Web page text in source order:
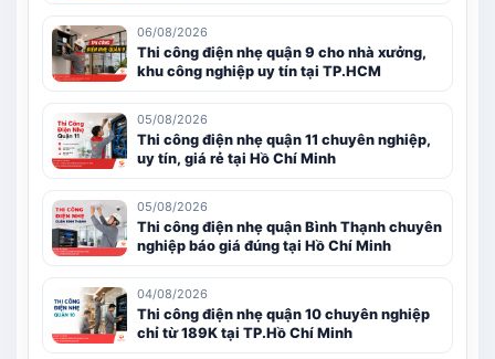
06/08/2026
Thi công điện nhẹ quận 9 cho nhà xưởng,
khu công nghiệp uy tín tại TP.HCM
05/08/2026
Thi công điện nhẹ quận 11 chuyên nghiệp,
uy tín, giá rẻ tại Hồ Chí Minh
05/08/2026
Thi công điện nhẹ quận Bình Thạnh chuyên
nghiệp báo giá đúng tại Hồ Chí Minh
04/08/2026
Thi công điện nhẹ quận 10 chuyên nghiệp
chỉ từ 189K tại TP.Hồ Chí Minh